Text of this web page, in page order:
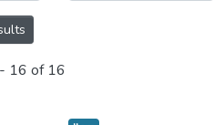
16 of 16